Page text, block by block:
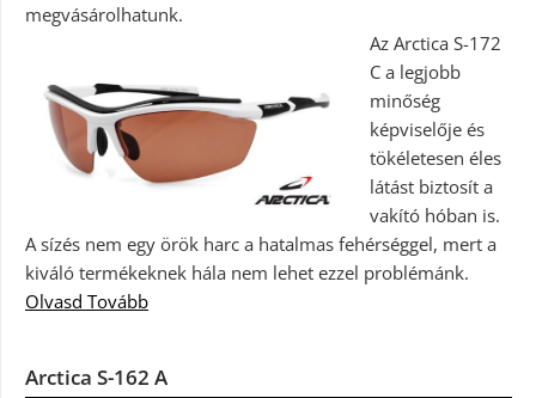
megvásárolhatunk.
Az Arctica S-172
C a legjobb
minőség
képviselője és
tökéletesen éles
látást biztosít a
vakító hóban is.
A sízés nem egy örök harc a hatalmas fehérséggel, mert a
kiváló termékeknek hála nem lehet ezzel problémánk.
Olvasd Tovább
Arctica S-162 A